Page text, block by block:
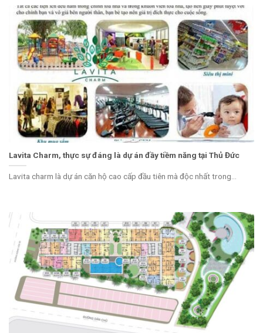
Lavita Charm, thực sự đáng là dự án đầy tiềm năng tại Thủ Đức
Lavita charm là dự án căn hộ cao cấp đầu tiên mà độc nhất trong...